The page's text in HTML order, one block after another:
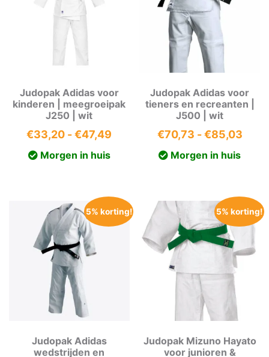
Judopak Adidas voor
kinderen | meegroeipak
J250 | wit
€33,20 - €47,49 Prijsklasse:
Morgen in huis
Judopak Adidas voor
tieners en recreanten |
J500 | wit
€70,73 - €85,03
Morgen in huis
5% korting!
Judopak Adidas
wedstrijden en
5% korting!
Judopak Mizuno Hayato
voor junioren &